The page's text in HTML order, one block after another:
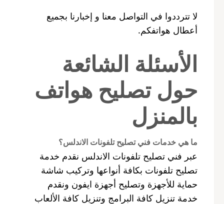
لا تترددوا في التواصل معنا و إخبارنا بجميع
أعطال هواتفكم.
الأسئلة الشائعة
حول تصليح هواتف
بالمنزل
ما هي خدمات فني تصليح تلفونات الاندلس؟
عبر فني تصليح تلفونات الاندلس نقدم خدمة
تصليح تلفونات بكافة أنواعها وتركيب شاشة
حماية للأجهزة وتصليح أجهزة ايفون ونقدم
خدمة تنزيل كافة البرامج وتنزيل كافة الألعاب